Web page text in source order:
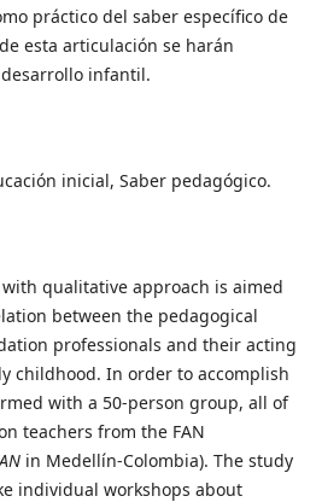
práctico del saber específico de
esta articulación se harán
infantil.
inicial, Saber pedagógico.
qualitative approach is aimed
between the pedagogical
professionals and their acting
childhood. In order to accomplish
with a 50-person group, all of
teachers from the FAN
in Medellín-Colombia). The study
individual workshops about